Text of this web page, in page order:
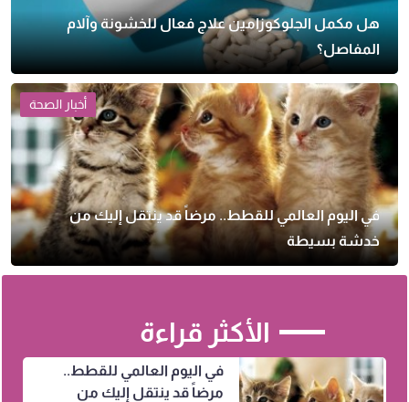
هل مكمل الجلوكوزامين علاج فعال للخشونة وآلام
المفاصل؟
أخبار الصحة
في اليوم العالمي للقطط.. مرضاً قد ينتقل إليك من
خدشة بسيطة
الأكثر قراءة
في اليوم العالمي للقطط..
مرضاً قد ينتقل إليك من